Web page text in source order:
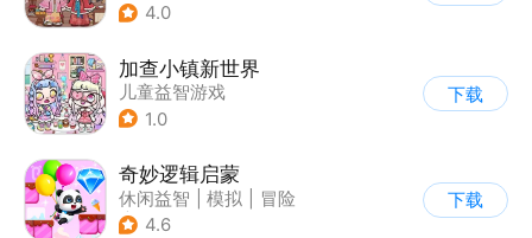
4.0
加查小镇新世界
儿童益智游戏
1.0
下载
奇妙逻辑启蒙
休闲益智 模拟
冒险
| 宝宝巴士
4.6
下载